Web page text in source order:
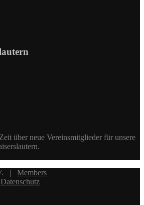
über neue Vereinsmitglieder für unsere
| Members
Datenschutz